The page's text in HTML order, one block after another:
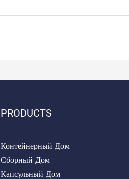
PRODUCTS
Контейнерный Дом
Сборный Дом
Капсульный Дом